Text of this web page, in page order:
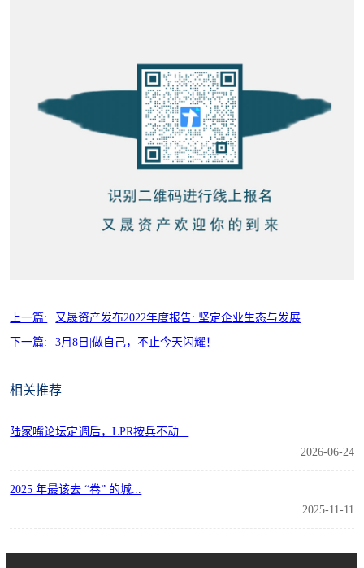
上一篇:
又晟资产发布2022年度报告: 坚定企业生态与发展
下一篇:
3月8日|做自己，不止今天闪耀！
相关推荐
陆家嘴论坛定调后，LPR按兵不动...
2026-06-24
2025 年最该去 “卷” 的城...
2025-11-11